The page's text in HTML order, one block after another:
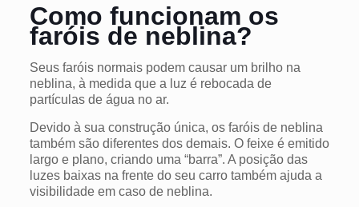
Como funcionam os
faróis de neblina?
Seus faróis normais podem causar um brilho na
neblina, à medida que a luz é rebocada de
partículas de água no ar.
Devido à sua construção única, os faróis de neblina
também são diferentes dos demais. O feixe é emitido
largo e plano, criando uma “barra”. A posição das
luzes baixas na frente do seu carro também ajuda a
visibilidade em caso de neblina.